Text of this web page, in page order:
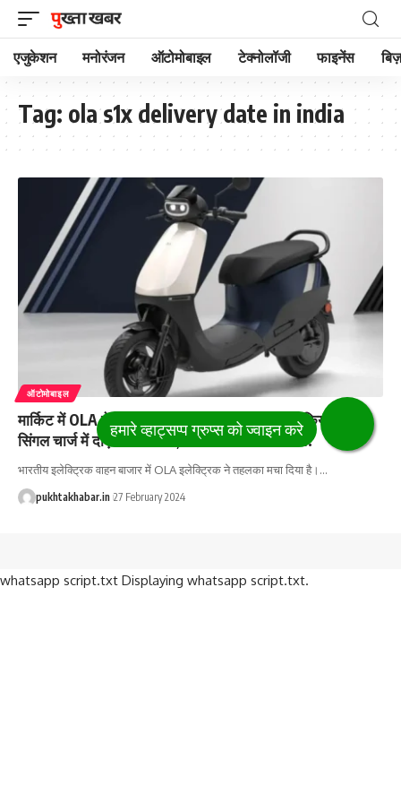
एजुकेशन मनोरंजन ऑटोमोबाइल टेक्नोलॉजी फाइनेंस
Tag: ola s1x delivery date in india
ऑटोमोबाइल
मार्किट में OLA ने फिर मचाया धमाल, नया स्कूटर S1X किया लांच,
सिंगल चार्ज में दौड़ेगा 150 Km, मिलेंगे अनगिनत फीचर्स..
भारतीय इलेक्ट्रिक वाहन बाजार में OLA इलेक्ट्रिक ने तहलका मचा दिया है। …
pukhtakhabar.in 27 February 2024
whatsapp script.txt Displaying whatsapp script.txt.